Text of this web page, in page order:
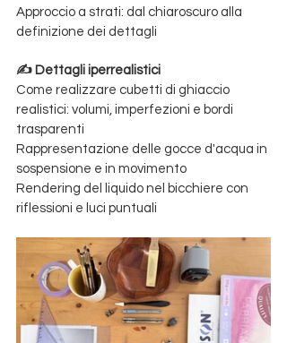
Approccio a strati: dal chiaroscuro alla
definizione dei dettagli
✍️ Dettagli iperrealistici
Come realizzare cubetti di ghiaccio
realistici: volumi, imperfezioni e bordi
trasparenti
Rappresentazione delle gocce d'acqua in
sospensione e in movimento
Rendering del liquido nel bicchiere con
riflessioni e luci puntuali